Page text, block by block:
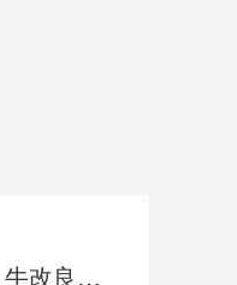
【重磅开班·第181期】牛改良技术培训班来袭！解锁养殖增效新密码